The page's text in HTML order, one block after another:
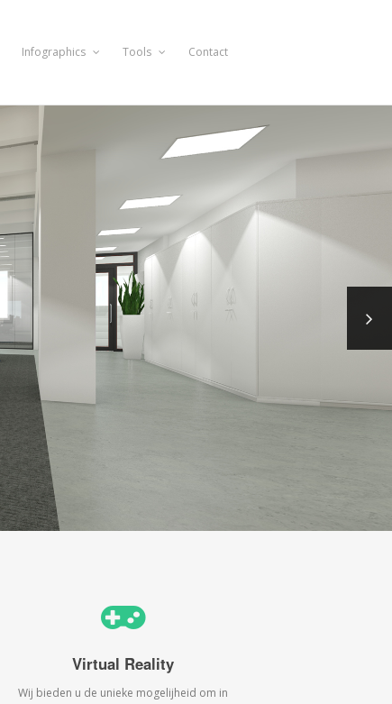
Infographics Tools Contact
Virtual Reality
Wij bieden u de unieke mogelijheid om in